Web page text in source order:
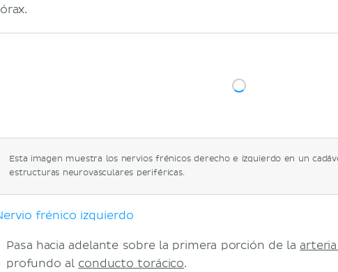
Esta imagen muestra los nervios frénicos derecho e izquierdo en un
estructuras neurovasculares periféricas.
frénico izquierdo
Pasa hacia adelante sobre la primera porción de la
profundo al conducto torácico.